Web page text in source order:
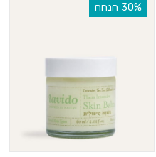
‫30% הנחה